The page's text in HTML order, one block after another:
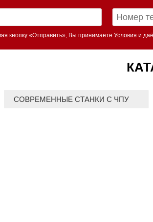
кнопку «Отправить», Вы принимаете Условия и
СОВРЕМЕННЫЕ СТАНКИ С ЧПУ